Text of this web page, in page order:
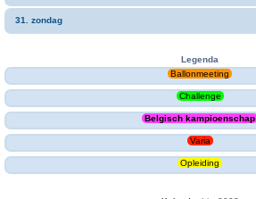
31. zondag
Legenda
Ballonmeeting
Challenge
Belgisch kampioenschap
Varia
Opleiding